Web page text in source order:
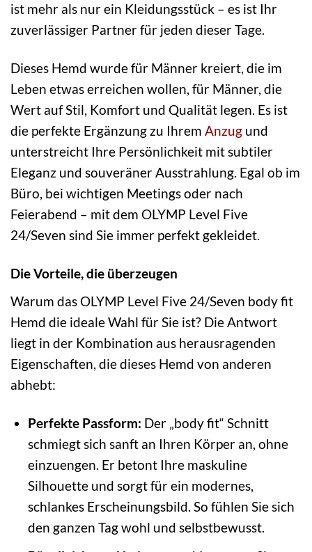
ist mehr als nur ein Kleidungsstück – es ist Ihr
zuverlässiger Partner für jeden dieser Tage.
Dieses Hemd wurde für Männer kreiert, die im
Leben etwas erreichen wollen, für Männer, die
Wert auf Stil, Komfort und Qualität legen. Es ist
die perfekte Ergänzung zu Ihrem Anzug und
unterstreicht Ihre Persönlichkeit mit subtiler
Eleganz und souveräner Ausstrahlung. Egal ob im
Büro, bei wichtigen Meetings oder nach
Feierabend – mit dem OLYMP Level Five
24/Seven sind Sie immer perfekt gekleidet.
Die Vorteile, die überzeugen
Warum das OLYMP Level Five 24/Seven body fit
Hemd die ideale Wahl für Sie ist? Die Antwort
liegt in der Kombination aus herausragenden
Eigenschaften, die dieses Hemd von anderen
abhebt:
Perfekte Passform: Der „body fit“ Schnitt
schmiegt sich sanft an Ihren Körper an, ohne
einzuengen. Er betont Ihre maskuline
Silhouette und sorgt für ein modernes,
schlankes Erscheinungsbild. So fühlen Sie sich
den ganzen Tag wohl und selbstbewusst.